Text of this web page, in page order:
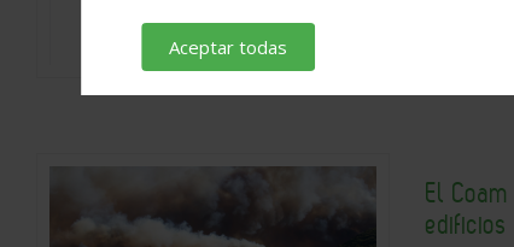
El
Aceptar todas